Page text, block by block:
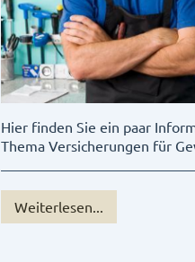
Hier finden Sie ein paar
Thema Versicherungen für
Weiterlesen...